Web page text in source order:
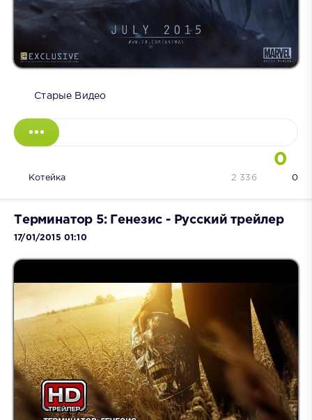
Старые Видео
0
Котейка 0
2 336
Терминатор 5: Генезис - Русский трейлер
17/01/2015 01:10